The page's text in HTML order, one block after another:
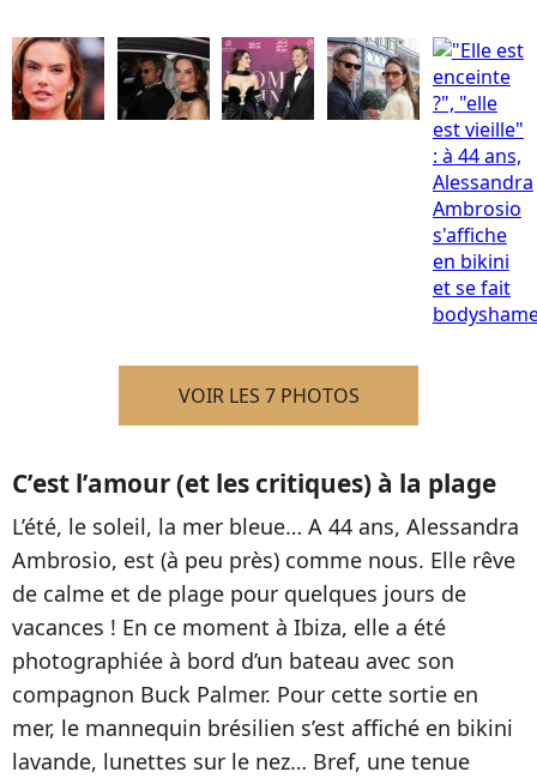
VOIR LES 7 PHOTOS
C’est l’amour (et les critiques) à la plage
L’été, le soleil, la mer bleue… A 44 ans, Alessandra
Ambrosio, est (à peu près) comme nous. Elle rêve
de calme et de plage pour quelques jours de
vacances ! En ce moment à Ibiza, elle a été
photographiée à bord d’un bateau avec son
compagnon Buck Palmer. Pour cette sortie en
mer, le mannequin brésilien s’est affiché en bikini
lavande, lunettes sur le nez… Bref, une tenue